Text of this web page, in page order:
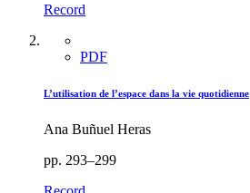
Record
PDF
L’utilisation de l’espace dans la vie quotidienne
Ana Buñuel Heras
pp. 293–299